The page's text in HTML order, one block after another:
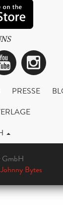
PRESSE
Johnny Bytes